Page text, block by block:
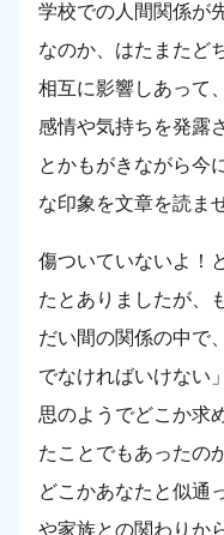
学校での人間関係が
なのか、はたまたど
相互に影響しあって
感情や気持ちを発露
とかもがきながら今
な印象を文章を読ま
傷ついていないよ！
たとありましたが、
だい間の関係の中で
でなければいけない
思のようでどこか求
たことでもあったの
どこかあなたと似通
や家族との関わりか